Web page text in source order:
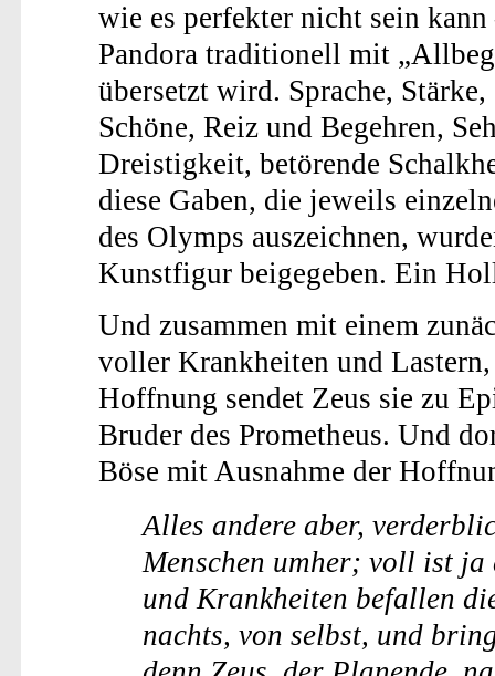
wie es perfekter nicht sein
Pandora traditionell mit
übersetzt wird. Sprache,
Schöne, Reiz und Begehren,
Dreistigkeit, betörende
diese Gaben, die jeweils
des Olymps auszeichnen,
Kunstfigur beigegeben. Ein
Und zusammen mit einem
voller Krankheiten und
Hoffnung sendet Zeus sie zu
Bruder des Prometheus. Und
Böse mit Ausnahme der
Alles andere aber,
Menschen umher; voll ist
und Krankheiten befallen
nachts, von selbst, und